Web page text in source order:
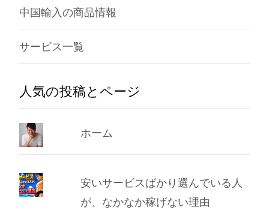
中国輸入の商品情報
サービス一覧
人気の投稿とページ
ホーム
安いサービスばかり選んでいる人
が、なかなか稼げない理由